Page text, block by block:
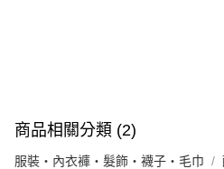
商品相關分類 (2)
服裝・內衣褲・髮飾・襪子・毛巾